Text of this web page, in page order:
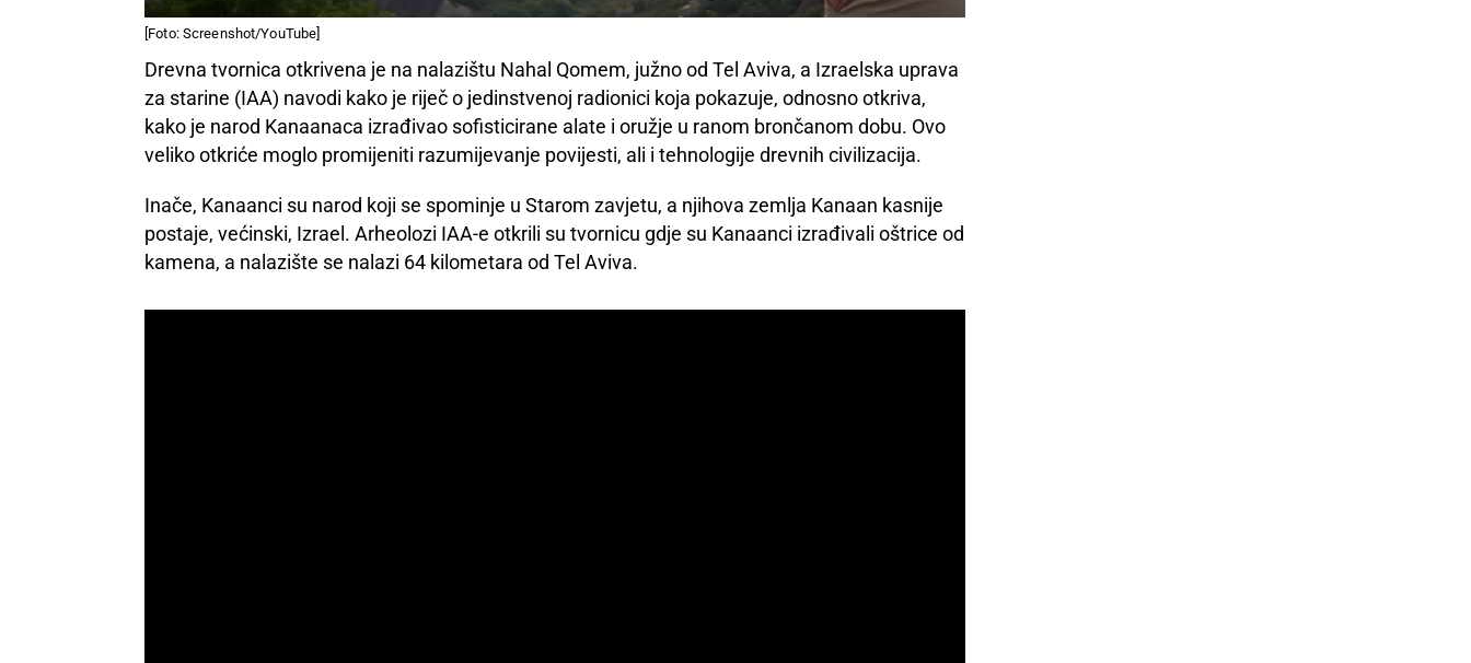
[Foto: Screenshot/YouTube]
Drevna tvornica otkrivena je na nalazištu Nahal Qomem, južno od Tel Aviva, a Izraelska uprava
za starine (IAA) navodi kako je riječ o jedinstvenoj radionici koja pokazuje, odnosno otkriva,
kako je narod Kanaanaca izrađivao sofisticirane alate i oružje u ranom brončanom dobu. Ovo
veliko otkriće moglo promijeniti razumijevanje povijesti, ali i tehnologije drevnih civilizacija.
Inače, Kanaanci su narod koji se spominje u Starom zavjetu, a njihova zemlja Kanaan kasnije
postaje, većinski, Izrael. Arheolozi IAA-e otkrili su tvornicu gdje su Kanaanci izrađivali oštrice od
kamena, a nalazište se nalazi 64 kilometara od Tel Aviva.